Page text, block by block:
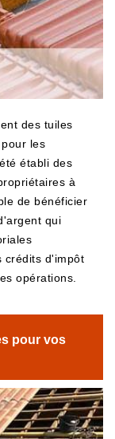
des tuiles
les
établi des
à
de bénéficier
qui
crédits d'impôt
opérations.
pour vos